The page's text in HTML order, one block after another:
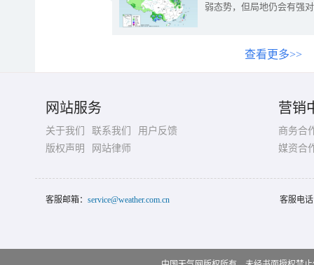
弱态势，但局地仍会有强
查看更多>>
网站服务
关于我们 联系我们
用户反馈
版权声明
网站律师
营销
商务合
媒资合
客服邮箱： service@weather.com.cn 客服电